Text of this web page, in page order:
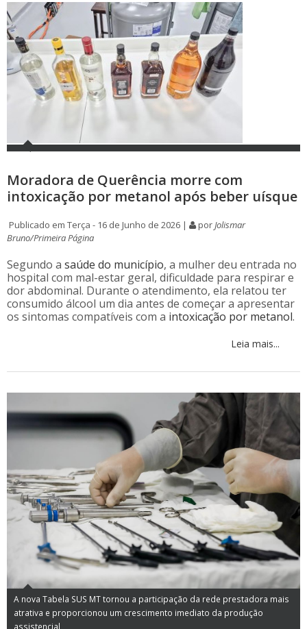
Moradora de Querência morre com
intoxicação por metanol após beber uísque
Publicado em Terça - 16 de Junho de 2026 | porJolismar
Bruno/Primeira Página
Segundo a saúde do município, a mulher deu entrada no
hospital com mal-estar geral, dificuldade para respirar e
dor abdominal. Durante o atendimento, ela relatou ter
consumido álcool um dia antes de começar a apresentar
os sintomas compatíveis com a intoxicação por metanol.
Leia mais...
A nova Tabela SUS MT tornou a participação da rede prestadora mais
atrativa e proporcionou um crescimento imediato da produção
assistencial